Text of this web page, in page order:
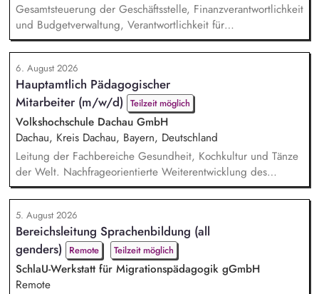
Gesamtsteuerung der Geschäftsstelle, Finanzverantwortlichkeit
und Budgetverwaltung, Verantwortlichkeit für
Zuwendungsanträge, Verwendungsnachweise und
Sachberichte für unterschiedliche Zuwendungsgeber,
Kommunikation mit Zuwendungsgebern, Personalführung
(Personalfürsorge, Mitarbeiter*innengespräche), Entwicklung
von Leitlinien des Bildungsprogramms, Gremien- und
politische Vernetzungsarbeit...
6. August 2026
Hauptamtlich Pädagogischer
Mitarbeiter (m/w/d) Teilzeit möglich
Volkshochschule Dachau GmbH
Dachau, Kreis Dachau, Bayern, Deutschland
Leitung der Fachbereiche Gesundheit, Kochkultur und Tänze
der Welt. Nachfrageorientierte Weiterentwicklung des
Programmangebotes. Pädagogische Planung, inhaltliche
Entwicklung des Profils und Organisation des Angebots.
Fachliche Auswahl von Kursleitenden sowie deren
methodische und didaktische Beratung. Budgetsteuerung
sowie betriebswirtschaftliche Planung in den betreffenden
Fachbereichen. Mita...
5. August 2026
Bereichsleitung Sprachenbildung (all
genders)
Remote Teilzeit möglich
SchlaU-Werkstatt für Migrationspädagogik gGmbH
Remote